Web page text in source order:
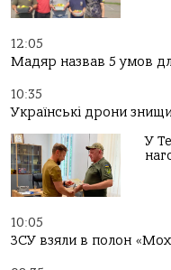
12:05
Мадяр назвав 5 умов
10:35
Українські дрони
У
10:05
ЗСУ взяли в полон